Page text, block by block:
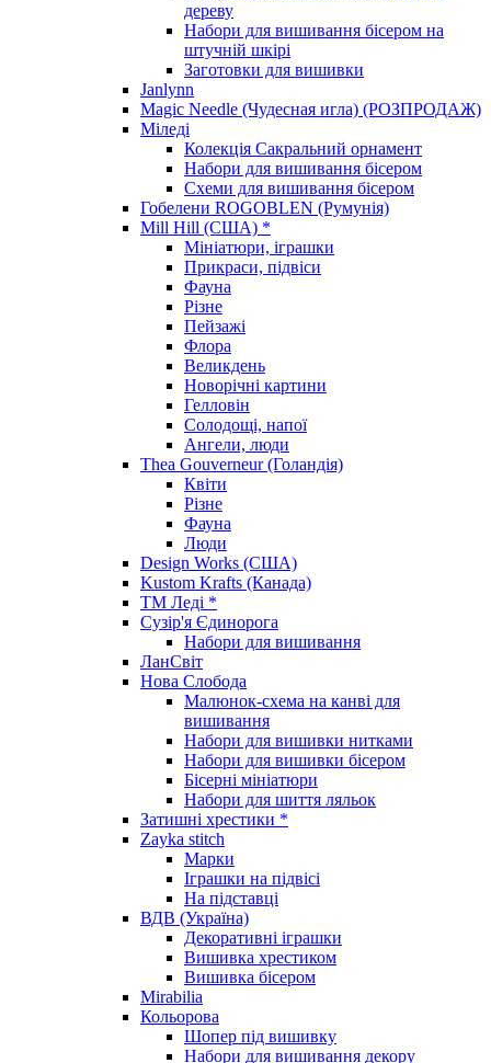
дереву
Набори для вишивання бісером на
штучній шкірі
Заготовки для вишивки
Janlynn
Magic Needle (Чудесная игла) (РОЗПРОДАЖ)
Міледі
Колекція Сакральний орнамент
Набори для вишивання бісером
Схеми для вишивання бісером
Гобелени ROGOBLEN (Румунія)
Mill Hill (США) *
Мініатюри, іграшки
Прикраси, підвіси
Фауна
Різне
Пейзажі
Флора
Великдень
Новорічні картини
Гелловін
Солодощі, напої
Ангели, люди
Thea Gouverneur (Голандія)
Квіти
Різне
Фауна
Люди
Design Works (США)
Kustom Krafts (Канада)
ТМ Леді *
Сузір'я Єдинорога
Набори для вишивання
ЛанСвіт
Нова Слобода
Малюнок-схема на канві для
вишивання
Набори для вишивки нитками
Набори для вишивки бісером
Бісерні мініатюри
Набори для шиття ляльок
Затишні хрестики *
Zayka stitch
Марки
Іграшки на підвісі
На підставці
ВДВ (Україна)
Декоративні іграшки
Вишивка хрестиком
Вишивка бісером
Mirabilia
Кольорова
Шопер під вишивку
Набори для вишивання декору